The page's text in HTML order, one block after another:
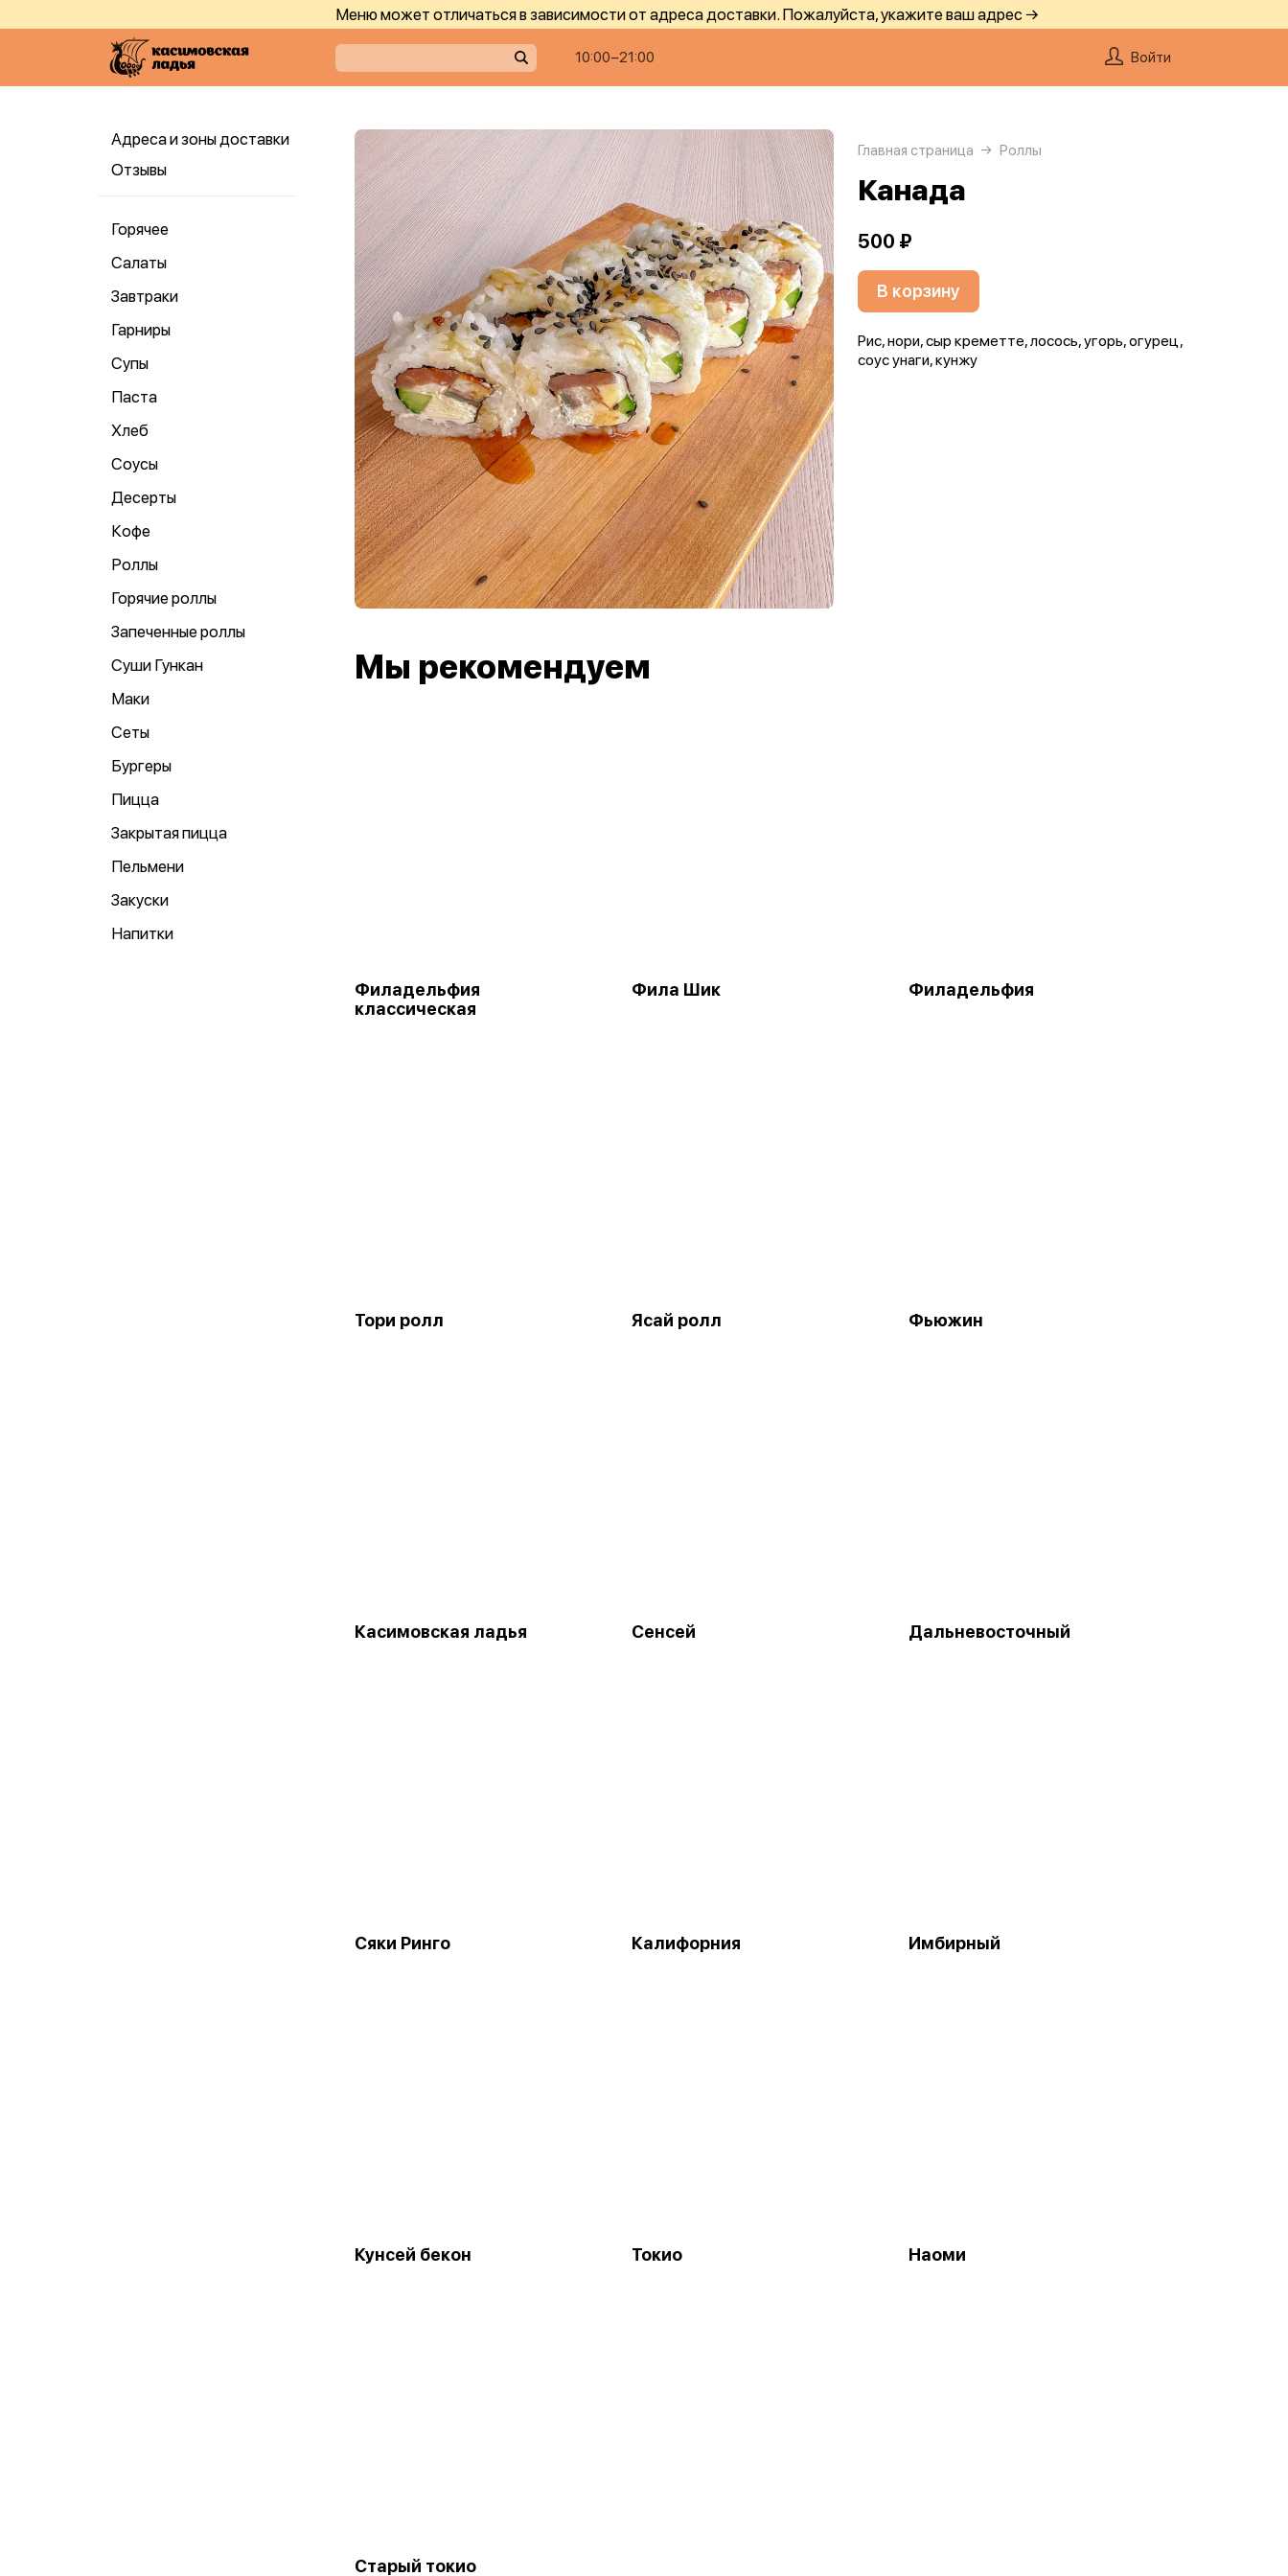
Меню может отличаться в зависимости от адреса доставки. Пожалуйста, укажите ваш адрес →
10:00−21:00 Войти
Адреса и зоны доставки
Отзывы
Горячее
Салаты
Завтраки
Гарниры
Супы
Паста
Хлеб
Соусы
Десерты
Кофе
Роллы
Горячие роллы
Запеченные роллы
Суши Гункан
Маки
Сеты
Бургеры
Пицца
Закрытая пицца
Пельмени
Закуски
Напитки
Главная страница Роллы
Канада
500 ₽
В корзину
Рис, нори, сыр креметте, лосось, угорь, огурец,
соус унаги, кунжу
Мы рекомендуем
Филадельфия
классическая
Фила Шик Филадельфия
Тори ролл Ясай ролл Фьюжин
Касимовская ладья Сенсей Дальневосточный
Сяки Ринго Калифорния Имбирный
Кунсей бекон Токио Наоми
Старый токио